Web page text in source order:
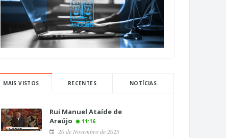
MAIS VISTOS RECENTES NOTÍCIAS
Rui Manuel Ataíde de
Araújo
11:16
20 de Novembro de 2025